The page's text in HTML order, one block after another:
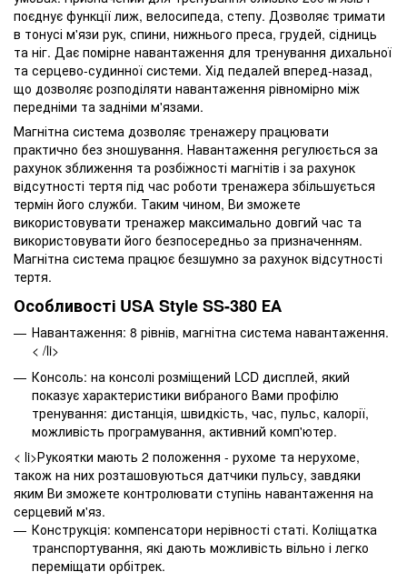
поєднує функції лиж, велосипеда, степу. Дозволяє тримати
в тонусі м'язи рук, спини, нижнього преса, грудей, сідниць
та ніг. Дає помірне навантаження для тренування дихальної
та серцево-судинної системи. Хід педалей вперед-назад,
що дозволяє розподіляти навантаження рівномірно між
передніми та задніми м'язами.
Магнітна система дозволяє тренажеру працювати
практично без зношування. Навантаження регулюється за
рахунок зближення та розбіжності магнітів і за рахунок
відсутності тертя під час роботи тренажера збільшується
термін його служби. Таким чином, Ви зможете
використовувати тренажер максимально довгий час та
використовувати його безпосередньо за призначенням.
Магнітна система працює безшумно за рахунок відсутності
тертя.
Особливості USA Style SS-380 ЕА
Навантаження: 8 рівнів, магнітна система навантаження.
< /li>
Консоль: на консолі розміщений LCD дисплей, який
показує характеристики вибраного Вами профілю
тренування: дистанція, швидкість, час, пульс, калорії,
можливість програмування, активний комп'ютер.
< li>Рукоятки мають 2 положення - рухоме та нерухоме,
також на них розташовуються датчики пульсу, завдяки
яким Ви зможете контролювати ступінь навантаження на
серцевий м'яз.
Конструкція: компенсатори нерівності статі. Коліщатка
транспортування, які дають можливість вільно і легко
переміщати орбітрек.